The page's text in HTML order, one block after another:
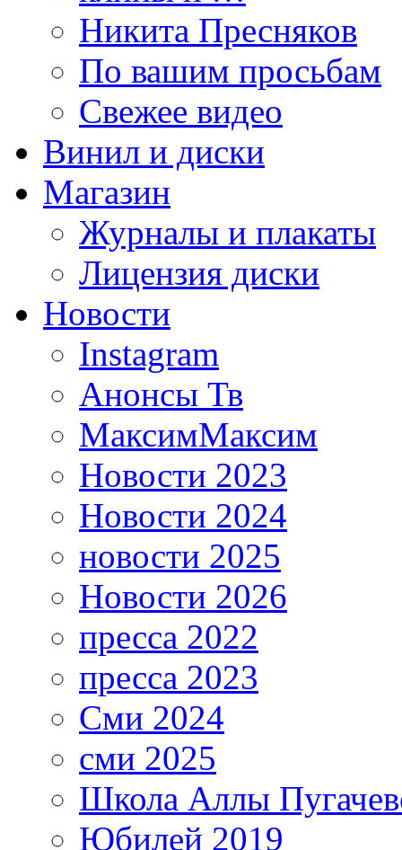
Никита Пресняков
По вашим просьбам
Свежее видео
Винил и диски
Магазин
Журналы и плакаты
Лицензия диски
Новости
Instagram
Анонсы Тв
МаксимМаксим
Новости 2023
Новости 2024
новости 2025
Новости 2026
пресса 2022
пресса 2023
Сми 2024
сми 2025
Школа Аллы
Юбилей 2019